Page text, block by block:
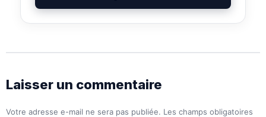
Laisser un commentaire
Votre adresse e-mail ne sera pas publiée. Les champs obligatoires